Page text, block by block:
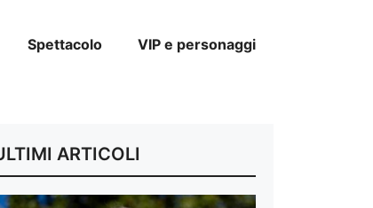
Spettacolo VIP e personaggi
ARTICOLI